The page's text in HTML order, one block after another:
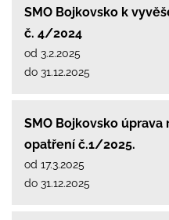
SMO Bojkovsko k
č. 4/2024
od 3.2.2025
do 31.12.2025
SMO Bojkovsko
opatření č.1/2025.
od 17.3.2025
do 31.12.2025